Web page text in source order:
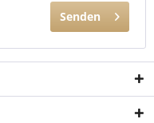
Senden